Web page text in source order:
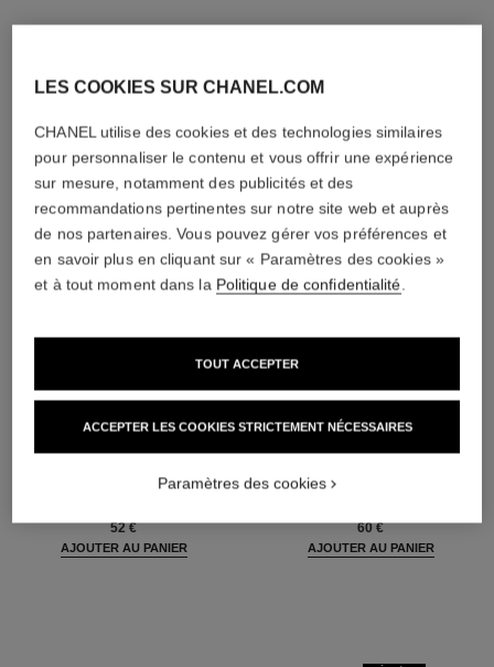
L'ACCORD PARFAIT
la base matifiante
Base de Teint Perfection
52 €
AJOUTER AU PANIER
poudre universelle libre
Poudre Libre Fini Naturel
60 €
AJOUTER AU PANIER
LES COOKIES SUR CHANEL.COM
CHANEL utilise des cookies et des technologies similaires
pour personnaliser le contenu et vous offrir une expérience
sur mesure, notamment des publicités et des
recommandations pertinentes sur notre site web et auprès
de nos partenaires. Vous pouvez gérer vos préférences et
en savoir plus en cliquant sur « Paramètres des cookies »
et à tout moment dans la Politique de confidentialité.
ACCEPTER LES COOKIES STRICTEMENT NÉCESSAIRES
TOUT ACCEPTER
Paramètres des cookies